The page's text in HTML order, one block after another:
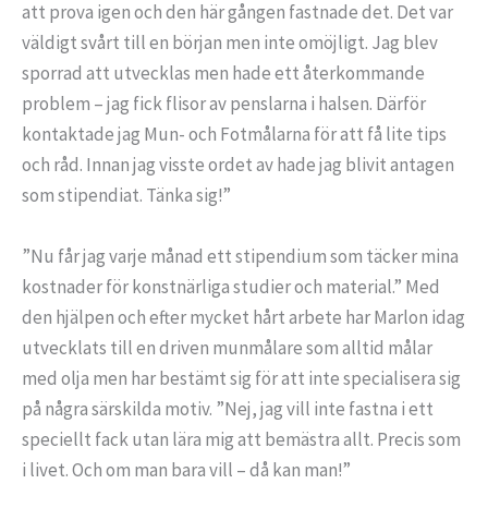
att prova igen och den här gången fastnade det. Det var
väldigt svårt till en början men inte omöjligt. Jag blev
sporrad att utvecklas men hade ett återkommande
problem – jag fick flisor av penslarna i halsen. Därför
kontaktade jag Mun- och Fotmålarna för att få lite tips
och råd. Innan jag visste ordet av hade jag blivit antagen
som stipendiat. Tänka sig!”
”Nu får jag varje månad ett stipendium som täcker mina
kostnader för konstnärliga studier och material.” Med
den hjälpen och efter mycket hårt arbete har Marlon idag
utvecklats till en driven munmålare som alltid målar
med olja men har bestämt sig för att inte specialisera sig
på några särskilda motiv. ”Nej, jag vill inte fastna i ett
speciellt fack utan lära mig att bemästra allt. Precis som
i livet. Och om man bara vill – då kan man!”